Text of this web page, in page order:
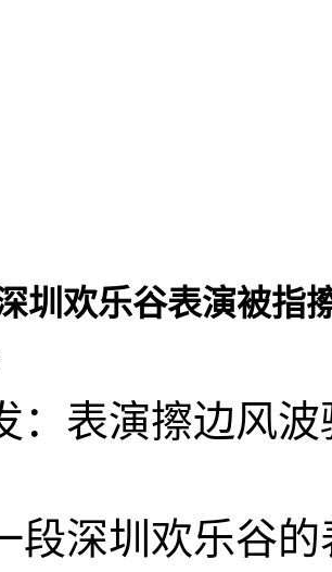
圳欢乐谷表演被指
：表演擦边风波
段深圳欢乐谷